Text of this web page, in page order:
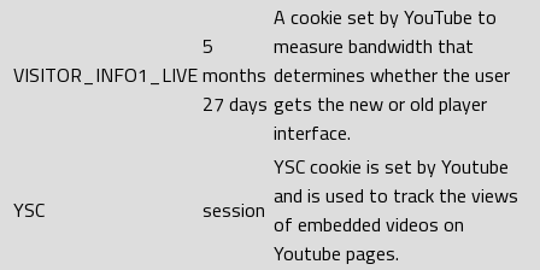
VISITOR_INFO1_LIVE
5
months
27 days
A cookie set by YouTube to
measure bandwidth that
determines whether the user
gets the new or old player
interface.
YSC session
YSC cookie is set by Youtube
and is used to track the views
of embedded videos on
Youtube pages.